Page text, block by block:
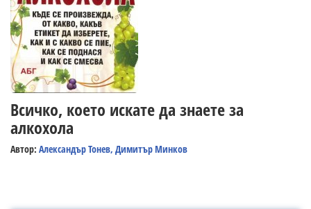
Всичко, което искате да знаете за
алкохола
Автор: Александър Тонев, Димитър Минков